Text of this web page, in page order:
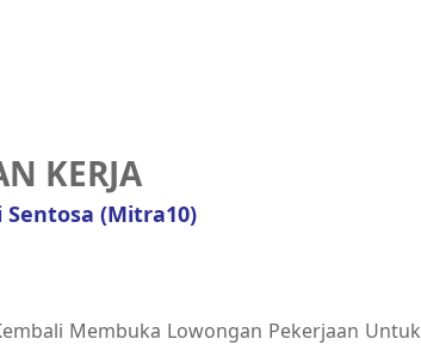
KERJA
Sentosa (Mitra10)
Membuka Lowongan Pekerjaan Untuk